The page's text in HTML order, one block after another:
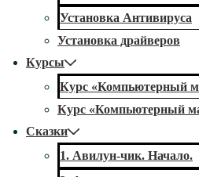
Установка Антивируса
Установка драйверов
Курсы
Курс «Компьютерный
Курс «Компьютерный
Сказки
1. Авилун-чик. Начало.